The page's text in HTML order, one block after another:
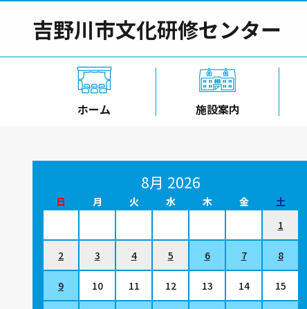
吉野川市文化研修センター
ホーム 施設案内
8月 2026
日 月 火 水 木 金
土
1
2 3 4 5 6 7 8
9 10 11 12 13 14 15